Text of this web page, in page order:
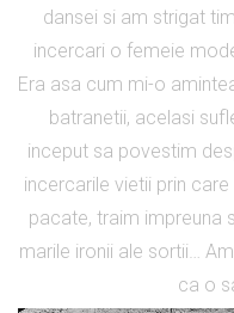
dansei si am strigat
incercari o femeie
Era asa cum mi-o
batranetii, acelasi
inceput sa povestim
incercarile vietii prin
pacate, traim impreuna
marile ironii ale sortii…
ca o